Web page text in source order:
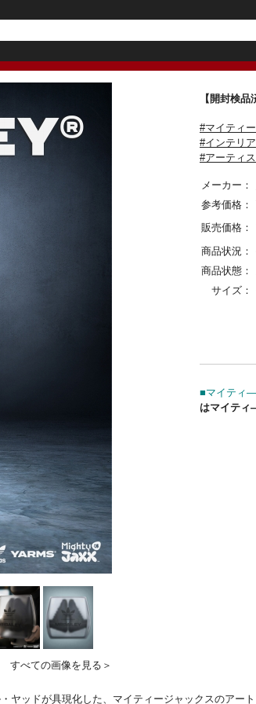
すべての画像を見る＞
【開封検
#マイティ
#インテリア
#アーティ
メーカー：
参考価格：
販売価格：
商品状況：
商品状態：
サイズ：
■マイティ―
はマイティ
ヤッドが具現化した、マイティージャックスのア